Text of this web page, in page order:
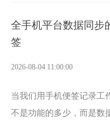
全手机平台数据同步
签
2026-08-04 11:00:00
当我们用手机便签记录工
不是功能的多少，而是数